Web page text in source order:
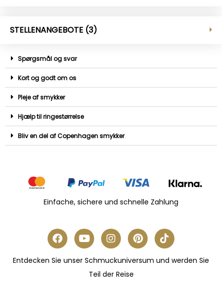
STELLENANGEBOTE (3)
Spørgsmål og svar
Kort og godt om os
Pleje af smykker
Hjælp til ringestørrelse
Bliv en del af Copenhagen smykker
Einfache, sichere und schnelle Zahlung
Entdecken Sie unser Schmuckuniversum und werden Sie
Teil der Reise